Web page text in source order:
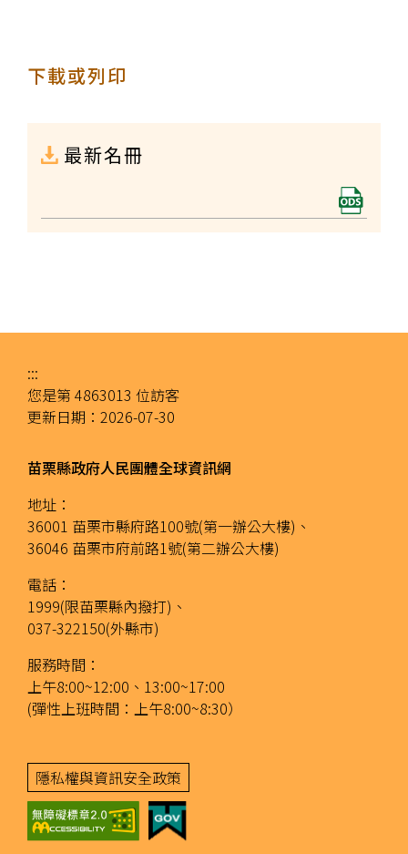
下載或列印
最新名冊
:::
您是第 4863013 位訪客
更新日期： 2026-07-30
苗栗縣政府人民團體全球資訊網
地址：
36001 苗栗市縣府路100號(第一辦公大樓)、
36046 苗栗市府前路1號(第二辦公大樓)
電話：
1999(限苗栗縣內撥打)、
037-322150(外縣市)
服務時間：
上午8:00~12:00、13:00~17:00
(彈性上班時間：上午8:00~8:30）
隱私權與資訊安全政策